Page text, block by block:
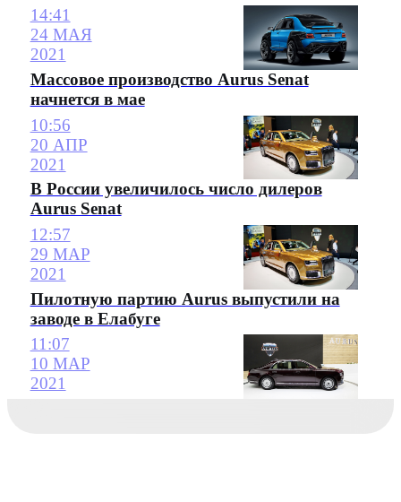
14:41
24 МАЯ
2021
Массовое производство Aurus Senat
начнется в мае
10:56
20 АПР
2021
В России увеличилось число дилеров
Aurus Senat
12:57
29 МАР
2021
Пилотную партию Aurus выпустили на
заводе в Елабуге
11:07
10 МАР
2021